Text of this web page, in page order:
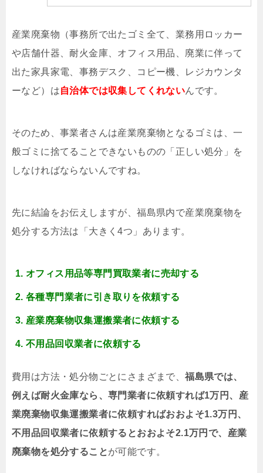
産業廃棄物（事務所で出たゴミ全て、業務用ロッカー
や店舗什器、耐火金庫、オフィス用品、廃業に伴って
出た家具家電、事務デスク、コピー機、レジカウンタ
ーなど）は自治体では収集してくれないんです。
そのため、事業者さんは産業廃棄物となるゴミは、一
般ゴミに捨てることできないものの「正しい処分」を
しなければならないんですね。
先に結論をお伝えしますが、福島県内で産業廃棄物を
処分する方法は「大きく4つ」あります。
オフィス用品等専門買取業者に売却する
各種専門業者に引き取りを依頼する
産業廃棄物収集運搬業者に依頼する
不用品回収業者に依頼する
費用は方法・処分物ごとにさまざまで、福島県では、
例えば耐火金庫なら、専門業者に依頼すれば1万円、産
業廃棄物収集運搬業者に依頼すればおおよそ1.3万円、
不用品回収業者に依頼するとおおよそ2.1万円で、産業
廃棄物を処分することが可能です。